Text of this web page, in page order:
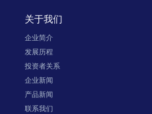
关于我们
企业简介
发展历程
投资者关系
企业新闻
产品新闻
联系我们